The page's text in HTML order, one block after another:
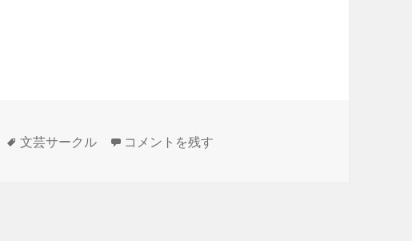
タ
文芸サークル 文芸サークル立ち上げを妄想してみる に
コメントを残す